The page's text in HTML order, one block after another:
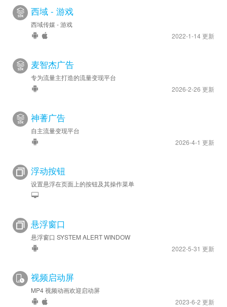
西域 - 游戏
西域传媒 - 游戏
2022-1-14 更新
麦智杰广告
专为流量主打造的流量变现平台
2026-2-26 更新
神蓍广告
自主流量变现平台
2026-4-1 更新
浮动按钮
设置悬浮在页面上的按钮及其操作菜单
悬浮窗口
悬浮窗口 SYSTEM ALERT WINDOW
2022-5-31 更新
视频启动屏
MP4 视频动画欢迎启动屏
2023-6-2 更新